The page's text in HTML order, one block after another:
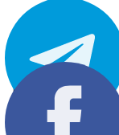
Paylaş: